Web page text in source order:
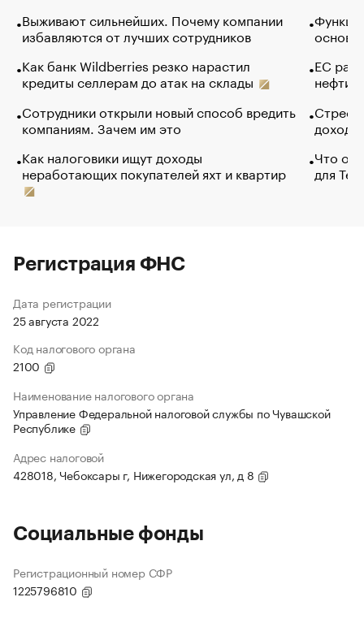
Выживают сильнейших. Почему компании
избавляются от лучших сотрудников
Как банк Wildberries резко нарастил
кредиты селлерам до атак на склады
Сотрудники открыли новый способ вредить
компаниям. Зачем им это
Как налоговики ищут доходы
неработающих покупателей яхт и квартир
основ
ЕС
нефти
Что
для
Регистрация ФНС
Дата регистрации
25 августа 2022
Код налогового органа
2100
Наименование налогового органа
Управление Федеральной налоговой службы по Чувашской
Республике
Адрес налоговой
428018, Чебоксары г, Нижегородская ул, д 8
Социальные фонды
Регистрационный номер СФР
1225796810